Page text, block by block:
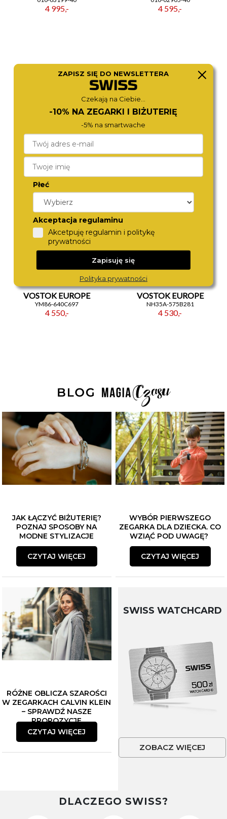
4 995,- 4 595,-
GARMIN
010-03198-40 8622-5
VOSTOK EUROPE
YM86-640C697
4 550,-
VOSTOK EUROPE
NH35A-575B281
4 530,-
JAK ŁĄCZYĆ BIŻUTERIĘ?
POZNAJ SPOSOBY NA
MODNE STYLIZACJE
CZYTAJ WIĘCEJ
WYBÓR PIERWSZEGO
ZEGARKA DLA DZIECKA. CO
WZIĄĆ POD UWAGĘ?
CZYTAJ WIĘCEJ
RÓŻNE OBLICZA SZAROŚCI
W ZEGARKACH CALVIN KLEIN
– SPRAWDŹ NASZE
PROPOZYCJE
CZYTAJ WIĘCEJ
SWISS WATCHCARD
ZOBACZ WIĘCEJ
DLACZEGO SWISS?
ZAPISZ SIĘ DO NEWSLETTERA
Czekają na Ciebie...
-10% NA ZEGARKI I BIŻUTERIĘ
-5% na smartwache
Płeć
Akceptacja regulaminu
Akcetpuję regulamin i politykę
prywatności
Zapisuję się
Polityka prywatności